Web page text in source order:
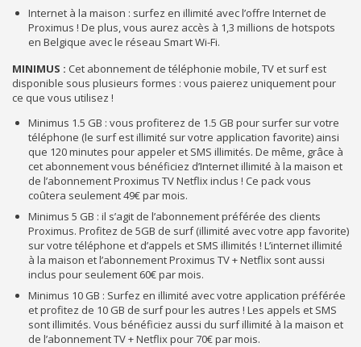
Internet à la maison : surfez en illimité avec l’offre Internet de
Proximus ! De plus, vous aurez accès à 1,3 millions de hotspots
en Belgique avec le réseau Smart Wi-Fi.
MINIMUS : Cet abonnement de téléphonie mobile, TV et surf est
disponible sous plusieurs formes : vous paierez uniquement pour
ce que vous utilisez !
Minimus 1.5 GB : vous profiterez de 1.5 GB pour surfer sur votre
téléphone (le surf est illimité sur votre application favorite) ainsi
que 120 minutes pour appeler et SMS illimités. De même, grâce à
cet abonnement vous bénéficiez d’Internet illimité à la maison et
de l’abonnement Proximus TV Netflix inclus ! Ce pack vous
coûtera seulement 49€ par mois.
Minimus 5 GB : il s’agit de l’abonnement préférée des clients
Proximus. Profitez de 5GB de surf (illimité avec votre app favorite)
sur votre téléphone et d’appels et SMS illimités ! L’internet illimité
à la maison et l’abonnement Proximus TV + Netflix sont aussi
inclus pour seulement 60€ par mois.
Minimus 10 GB : Surfez en illimité avec votre application préférée
et profitez de 10 GB de surf pour les autres ! Les appels et SMS
sont illimités. Vous bénéficiez aussi du surf illimité à la maison et
de l’abonnement TV + Netflix pour 70€ par mois.